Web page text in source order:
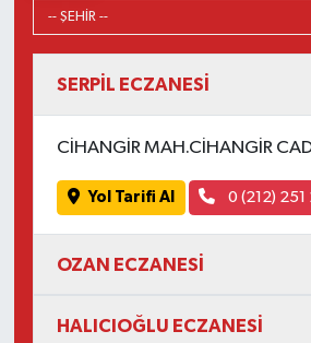
SERPİL ECZANESİ
CİHANGİR MAH.CİHANGİR
Yol Tarifi Al 0 (212) 251
OZAN ECZANESİ
HALICIOĞLU ECZANESİ